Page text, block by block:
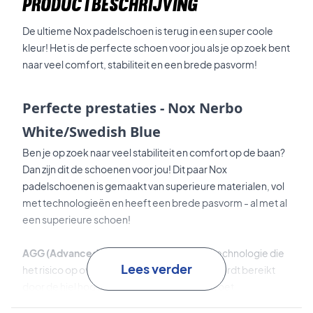
De ultieme Nox padelschoen is terug in een super coole
kleur! Het is de perfecte schoen voor jou als je op zoek bent
naar veel comfort, stabiliteit en een brede pasvorm!
Perfecte prestaties - Nox Nerbo
White/Swedish Blue
Ben je op zoek naar veel stabiliteit en comfort op de baan?
Dan zijn dit de schoenen voor jou! Dit paar Nox
padelschoenen is gemaakt van superieure materialen, vol
met technologieën en heeft een brede pasvorm - al met al
een superieure schoen!
AGG (Advanced Gravity Geometry)
is de technologie die
het risico op overbelasting vermindert. Dit wordt bereikt
door de hiel hoger te plaatsen dan de voorvoet.
Lees verder